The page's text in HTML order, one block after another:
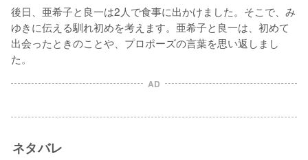
後日、亜希子と良一は2人で食事に出かけました。そこで、み
ゆきに伝える馴れ初めを考えます。亜希子と良一は、初めて
出会ったときのことや、プロポーズの言葉を思い返しまし
た。
AD
ネタバレ